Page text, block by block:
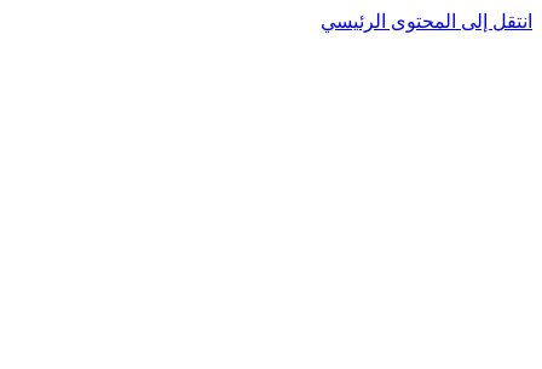
إلى المحتوى الرئيسي